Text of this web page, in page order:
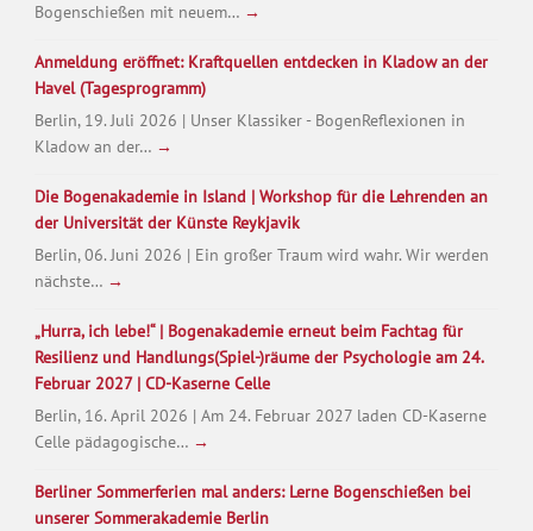
Bogenschießen mit neuem… →
Anmeldung eröffnet: Kraftquellen entdecken in Kladow an der
Havel (Tagesprogramm)
Berlin, 19. Juli 2026 | Unser Klassiker - BogenReflexionen in
Kladow an der… →
Die Bogenakademie in Island | Workshop für die Lehrenden an
der Universität der Künste Reykjavik
Berlin, 06. Juni 2026 | Ein großer Traum wird wahr. Wir werden
nächste… →
„Hurra, ich lebe!“ | Bogenakademie erneut beim Fachtag für
Resilienz und Handlungs(Spiel-)räume der Psychologie am 24.
Februar 2027 | CD-Kaserne Celle
Berlin, 16. April 2026 | Am 24. Februar 2027 laden CD-Kaserne
Celle pädagogische… →
Berliner Sommerferien mal anders: Lerne Bogenschießen bei
unserer Sommerakademie Berlin